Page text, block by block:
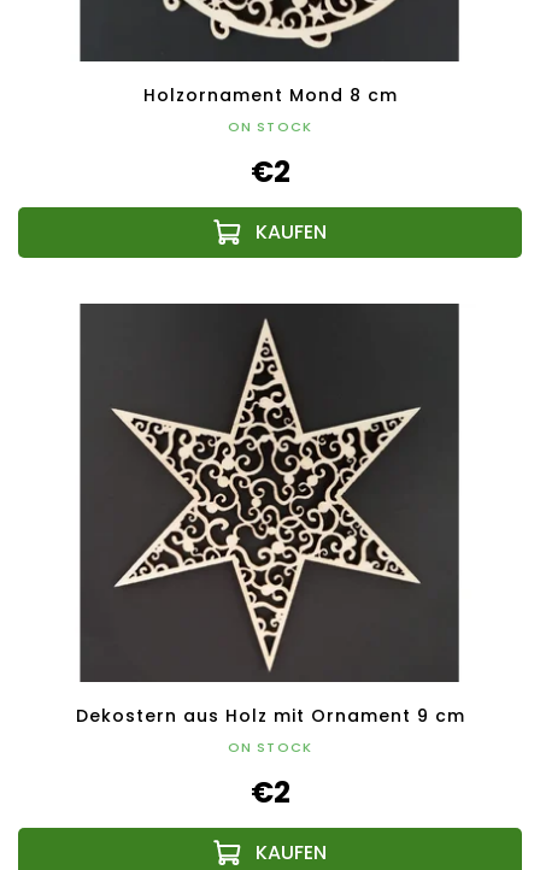
Holzornament Mond 8 cm
ON STOCK
€2
Dekostern aus Holz mit Ornament 9 cm
ON STOCK
€2